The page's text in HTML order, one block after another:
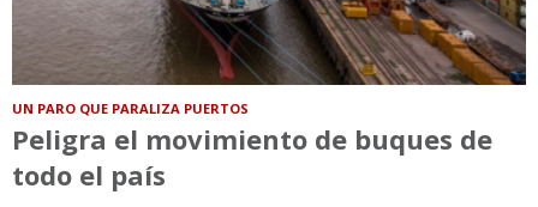
UN PARO QUE PARALIZA PUERTOS
Peligra el movimiento de buques de
todo el país